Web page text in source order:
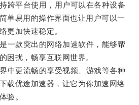
平台使用，用户可以在各种设备
单易用的操作界面也让用户可以一
更加快速稳定。
款突出的网络加速软件，能够帮
困扰，畅享互联网世界。
更流畅的享受视频、游戏等各种
载优途加速器，让它为你加速网络
验。